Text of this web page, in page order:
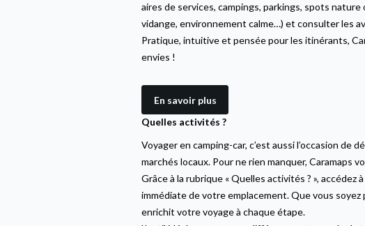
aires de services, campings, parkings, spots
vidange, environnement calme…) et consulter les
Pratique, intuitive et pensée pour les itinérants,
envies !
En savoir plus
Quelles activités ?
Voyager en camping-car, c’est aussi l’occasion
marchés locaux. Pour ne rien manquer,
Grâce à la rubrique « Quelles activités ? »,
immédiate de votre emplacement. Que vous
enrichit votre voyage à chaque étape.